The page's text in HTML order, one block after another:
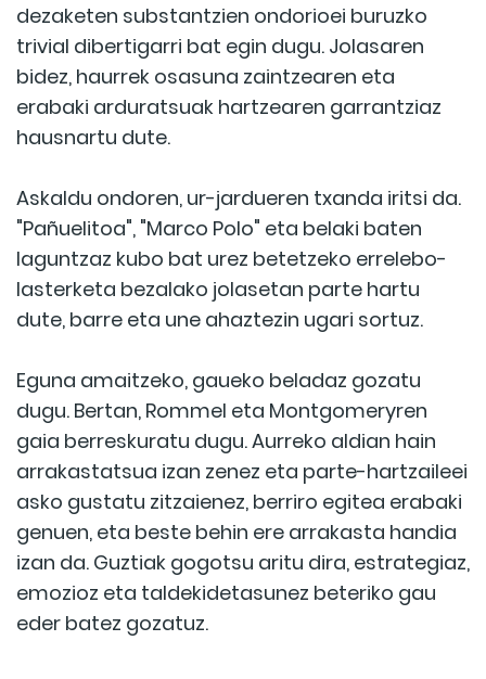
dezaketen substantzien ondorioei buruzko
trivial dibertigarri bat egin dugu. Jolasaren
bidez, haurrek osasuna zaintzearen eta
erabaki arduratsuak hartzearen garrantziaz
hausnartu dute.
Askaldu ondoren, ur-jardueren txanda iritsi da.
"Pañuelitoa", "Marco Polo" eta belaki baten
laguntzaz kubo bat urez betetzeko errelebo-
lasterketa bezalako jolasetan parte hartu
dute, barre eta une ahaztezin ugari sortuz.
Eguna amaitzeko, gaueko beladaz gozatu
dugu. Bertan, Rommel eta Montgomeryren
gaia berreskuratu dugu. Aurreko aldian hain
arrakastatsua izan zenez eta parte-hartzaileei
asko gustatu zitzaienez, berriro egitea erabaki
genuen, eta beste behin ere arrakasta handia
izan da. Guztiak gogotsu aritu dira, estrategiaz,
emozioz eta taldekidetasunez beteriko gau
eder batez gozatuz.